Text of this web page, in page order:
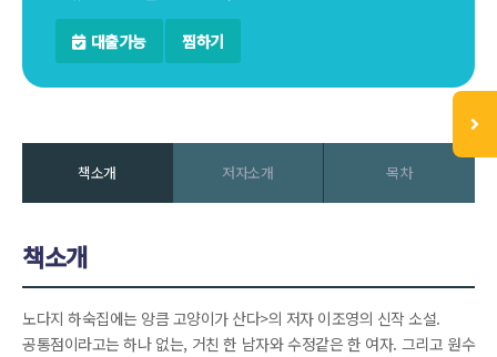
대출가능 찜하기
책소개 저자소개 목차
책소개
노다지 하숙집에는 앙큼 고양이가 산다>의 저자 이조영의 신작 소설.
공통점이라고는 하나 없는, 거친 한 남자와 수정같은 한 여자. 그리고 원수